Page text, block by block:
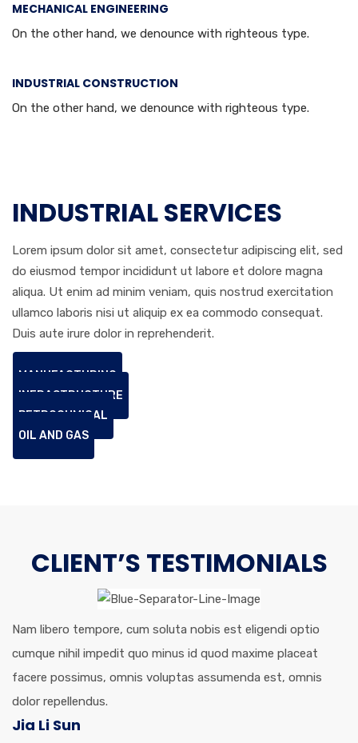
MECHANICAL ENGINEERING
On the other hand, we denounce with righteous type.
INDUSTRIAL CONSTRUCTION
On the other hand, we denounce with righteous type.
INDUSTRIAL SERVICES
Lorem ipsum dolor sit amet, consectetur adipiscing elit, sed
do eiusmod tempor incididunt ut labore et dolore magna
aliqua. Ut enim ad minim veniam, quis nostrud exercitation
ullamco laboris nisi ut aliquip ex ea commodo consequat.
Duis aute irure dolor in reprehenderit.
MANUFACTURING
INFRASTRUCTURE
PETROCHMICAL
OIL AND GAS
CLIENT’S TESTIMONIALS
Nam libero tempore, cum soluta nobis est eligendi optio
cumque nihil impedit quo minus id quod maxime placeat
facere possimus, omnis voluptas assumenda est, omnis
dolor repellendus.
Jia Li Sun